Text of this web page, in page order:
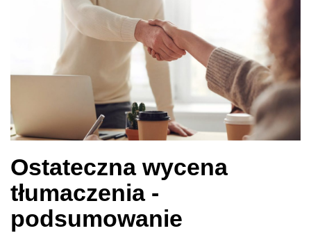
Ostateczna wycena
tłumaczenia -
podsumowanie